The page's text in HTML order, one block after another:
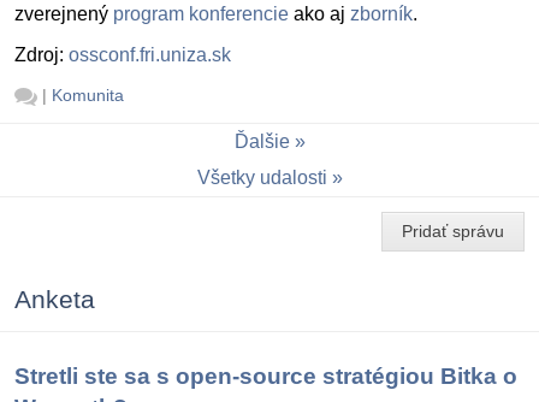
zverejnený program konferencie ako aj zborník.
Zdroj: ossconf.fri.uniza.sk
| Komunita
Ďalšie
Všetky udalosti
Pridať správu
Anketa
Stretli ste sa s open-source stratégiou Bitka o